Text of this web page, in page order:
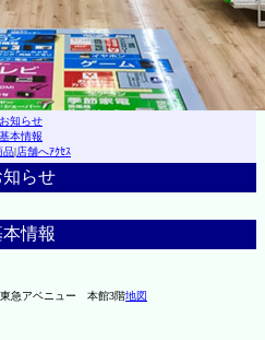
お知らせ
基本情報
品|店舗へｱｸｾｽ
知らせ
情報
東急アベニュー 本館3階地図